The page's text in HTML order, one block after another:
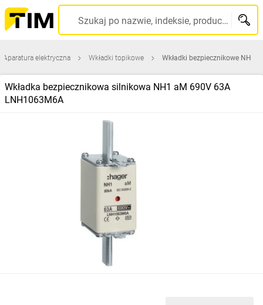
Szukaj po nazwie, indeksie, producencie, kodzie kreskowym...
Aparatura elektryczna Wkładki topikowe Wkładki bezpiecznikowe NH
Wkładka bezpiecznikowa silnikowa NH1 aM 690V 63A
LNH1063M6A